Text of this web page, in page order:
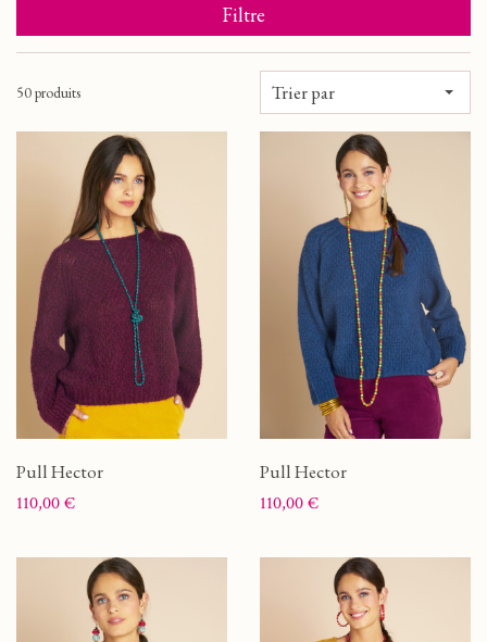
Filtre
50 produits Trier par
Pull Hector
Prix
110,00 €
Pull Hector
Prix
110,00 €